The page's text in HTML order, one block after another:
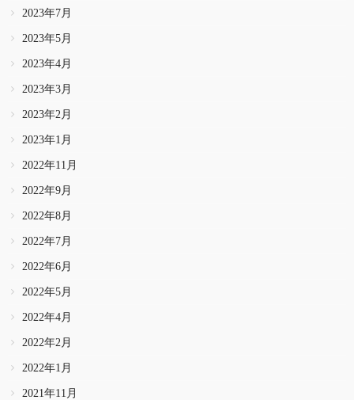
2023年7月
2023年5月
2023年4月
2023年3月
2023年2月
2023年1月
2022年11月
2022年9月
2022年8月
2022年7月
2022年6月
2022年5月
2022年4月
2022年2月
2022年1月
2021年11月